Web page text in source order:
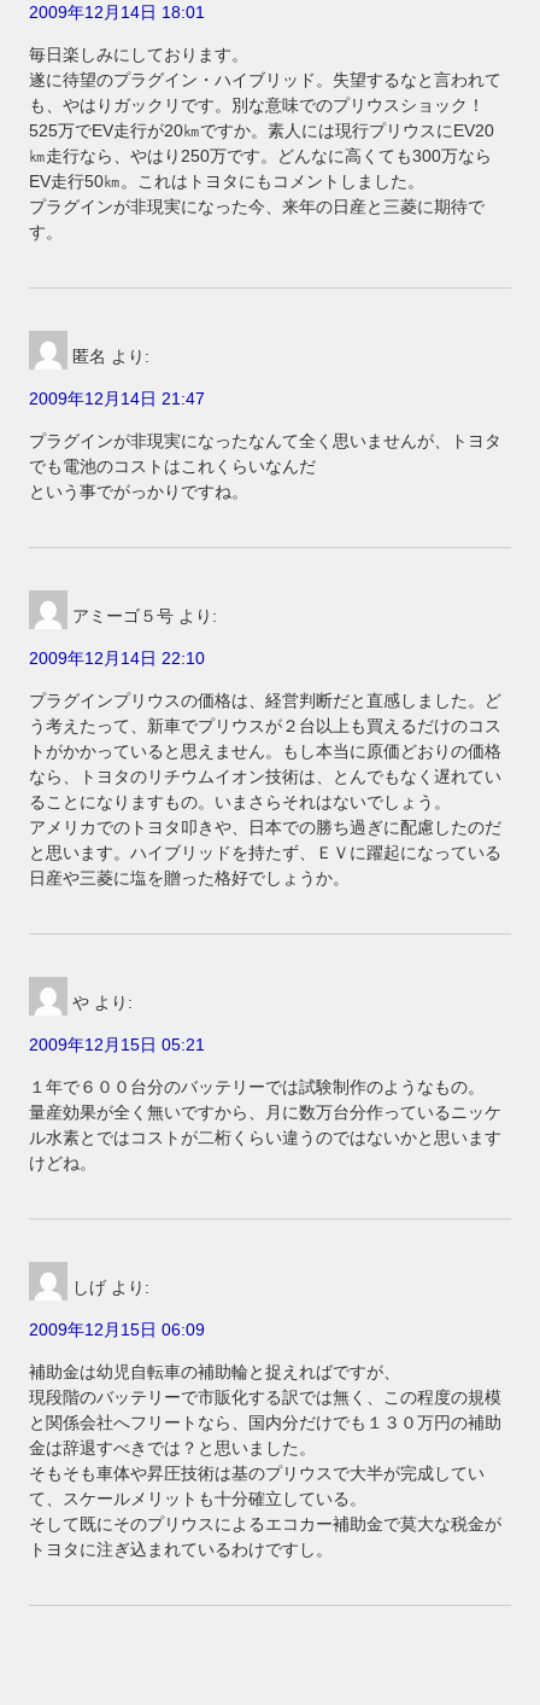
2009年12月14日 18:01
毎日楽しみにしております。
遂に待望のプラグイン・ハイブリッド。失望するなと言われて
も、やはりガックリです。別な意味でのプリウスショック！
525万でEV走行が20㎞ですか。素人には現行プリウスにEV20
㎞走行なら、やはり250万です。どんなに高くても300万なら
EV走行50㎞。これはトヨタにもコメントしました。
プラグインが非現実になった今、来年の日産と三菱に期待で
す。
匿名 より:
2009年12月14日 21:47
プラグインが非現実になったなんて全く思いませんが、トヨタ
でも電池のコストはこれくらいなんだ
という事でがっかりですね。
アミーゴ５号 より:
2009年12月14日 22:10
プラグインプリウスの価格は、経営判断だと直感しました。ど
う考えたって、新車でプリウスが２台以上も買えるだけのコス
トがかかっていると思えません。もし本当に原価どおりの価格
なら、トヨタのリチウムイオン技術は、とんでもなく遅れてい
ることになりますもの。いまさらそれはないでしょう。
アメリカでのトヨタ叩きや、日本での勝ち過ぎに配慮したのだ
と思います。ハイブリッドを持たず、ＥＶに躍起になっている
日産や三菱に塩を贈った格好でしょうか。
や より:
2009年12月15日 05:21
１年で６００台分のバッテリーでは試験制作のようなもの。
量産効果が全く無いですから、月に数万台分作っているニッケ
ル水素とではコストが二桁くらい違うのではないかと思います
けどね。
しげ より:
2009年12月15日 06:09
補助金は幼児自転車の補助輪と捉えればですが、
現段階のバッテリーで市販化する訳では無く、この程度の規模
と関係会社へフリートなら、国内分だけでも１３０万円の補助
金は辞退すべきでは？と思いました。
そもそも車体や昇圧技術は基のプリウスで大半が完成してい
て、スケールメリットも十分確立している。
そして既にそのプリウスによるエコカー補助金で莫大な税金が
トヨタに注ぎ込まれているわけですし。